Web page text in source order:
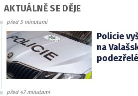
AKTUÁLNĚ SE DĚJE
před 5 minutami
Policie
na
před 47 minutami